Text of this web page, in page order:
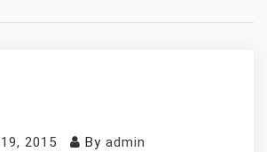
2015 By admin